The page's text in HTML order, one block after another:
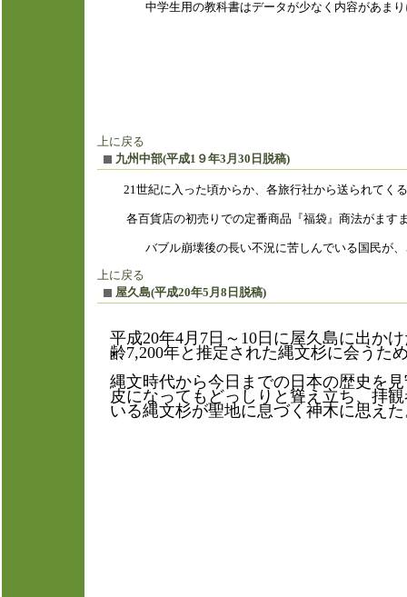
中学生用の教科書はデータが少なく内容があま
上に戻る
九州中部(平成1９年3月30日脱稿)
21世紀に入った頃からか、各旅行社から送られてく
各百貨店の初売りでの定番商品『福袋』商法がます
バブル崩壊後の長い不況に苦しんでいる国民が、
上に戻る
屋久島(平成20年5月8日脱稿)
平成20年4月7日～10日に屋久島に出か
齢7,200年と推定された縄文杉に会うた
縄文時代から今日までの日本の歴史を
皮になってもどっしりと聳え立ち、拝
いる縄文杉が聖地に息づく神木に思え